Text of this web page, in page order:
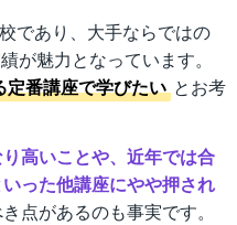
であり、大手ならではの
が魅力となっています。
番講座で学びたい とお考
高いことや、近年では合
った他講座にやや押され
点があるのも事実です。